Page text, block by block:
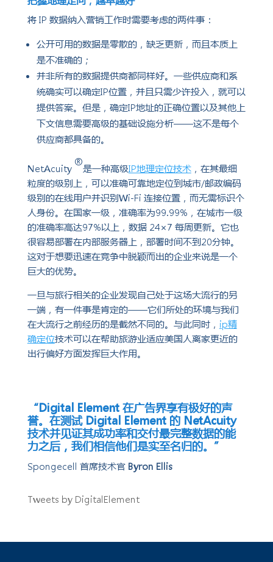
将 IP 数据纳入营销工作时需要考虑的两件事：
公开可用的数据是零散的，缺乏更新，而且本质上
是不准确的；
并非所有的数据提供商都同样好。一些供应商和系
统确实可以确定IP位置，并且只需少许投入，就可以
提供答案。但是，确定IP地址的正确位置以及其他上
下文信息需要高级的基础设施分析——这不是每个
供应商都具备的。
NetAcuity
®
是一种高级IP地理定位技术，在其最细
粒度的级别上，可以准确可靠地定位到城市/邮政编码
级别的在线用户并识别Wi-Fi 连接位置，而无需标识个
人身份。在国家一级，准确率为99.99%，在城市一级
的准确率高达97%以上，数据 24×7 每周更新。它也
很容易部署在内部服务器上，部署时间不到20分钟。
这对于想要迅速在竞争中脱颖而出的企业来说是一个
巨大的优势。
一旦与旅行相关的企业发现自己处于这场大流行的另
一端，有一件事是肯定的——它们所处的环境与我们
在大流行之前经历的是截然不同的。与此同时， ip精
确定位技术可以在帮助旅游业适应美国人离家更近的
出行偏好方面发挥巨大作用。
“Digital Element 在广告界享有极好的声
誉。在测试 Digital Element 的 NetAcuity
技术并见证其成功率和交付最完整数据的能
力之后，我们相信他们是实至名归的。”
Spongecell 首席技术官 Byron Ellis
Tweets by DigitalElement